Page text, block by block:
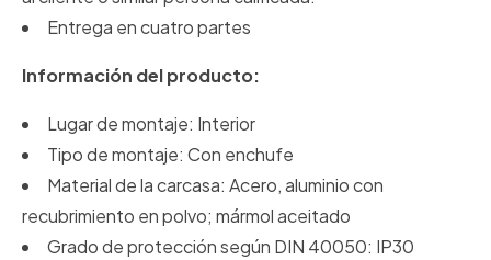
Entrega en cuatro partes
Información del producto:
Lugar de montaje: Interior
Tipo de montaje: Con enchufe
Material de la carcasa: Acero, aluminio con
recubrimiento en polvo; mármol aceitado
Grado de protección según DIN 40050: IP30